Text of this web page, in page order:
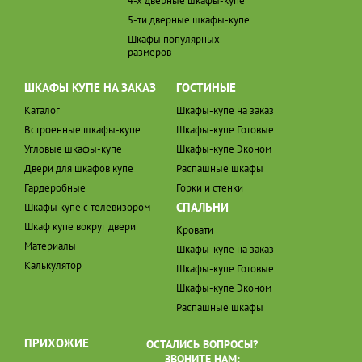
5-ти дверные шкафы-купе
Шкафы популярных
размеров
ШКАФЫ КУПЕ НА ЗАКАЗ
Каталог
Встроенные шкафы-купе
Угловые шкафы-купе
Двери для шкафов купе
Гардеробные
Шкафы купе с телевизором
Шкаф купе вокруг двери
Материалы
Калькулятор
ГОСТИНЫЕ
Шкафы-купе на заказ
Шкафы-купе Готовые
Шкафы-купе Эконом
Распашные шкафы
Горки и стенки
СПАЛЬНИ
Кровати
Шкафы-купе на заказ
Шкафы-купе Готовые
Шкафы-купе Эконом
Распашные шкафы
ПРИХОЖИЕ
ОСТАЛИСЬ ВОПРОСЫ?
ЗВОНИТЕ НАМ: